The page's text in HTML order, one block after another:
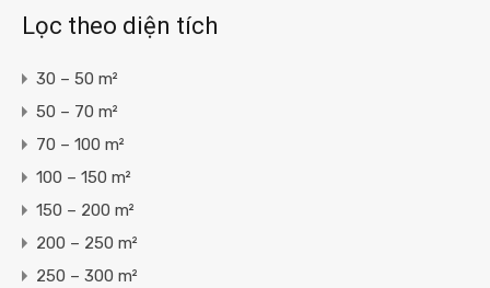
Lọc theo diện tích
30 – 50 m²
50 – 70 m²
70 – 100 m²
100 – 150 m²
150 – 200 m²
200 – 250 m²
250 – 300 m²